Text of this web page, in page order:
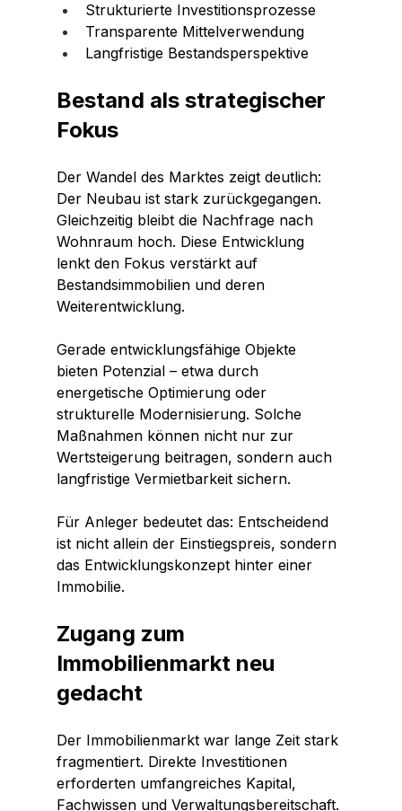
Strukturierte Investitionsprozesse
Transparente Mittelverwendung
Langfristige Bestandsperspektive
Bestand als strategischer
Fokus
Der Wandel des Marktes zeigt deutlich:
Der Neubau ist stark zurückgegangen.
Gleichzeitig bleibt die Nachfrage nach
Wohnraum hoch. Diese Entwicklung
lenkt den Fokus verstärkt auf
Bestandsimmobilien und deren
Weiterentwicklung.
Gerade entwicklungsfähige Objekte
bieten Potenzial – etwa durch
energetische Optimierung oder
strukturelle Modernisierung. Solche
Maßnahmen können nicht nur zur
Wertsteigerung beitragen, sondern auch
langfristige Vermietbarkeit sichern.
Für Anleger bedeutet das: Entscheidend
ist nicht allein der Einstiegspreis, sondern
das Entwicklungskonzept hinter einer
Immobilie.
Zugang zum
Immobilienmarkt neu
gedacht
Der Immobilienmarkt war lange Zeit stark
fragmentiert. Direkte Investitionen
erforderten umfangreiches Kapital,
Fachwissen und Verwaltungsbereitschaft.